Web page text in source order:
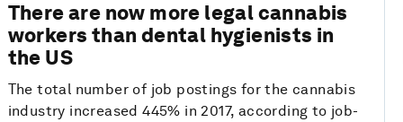
There are now more legal cannabis
workers than dental hygienists in
the US
The total number of job postings for the cannabis
industry increased 445% in 2017, according to job-